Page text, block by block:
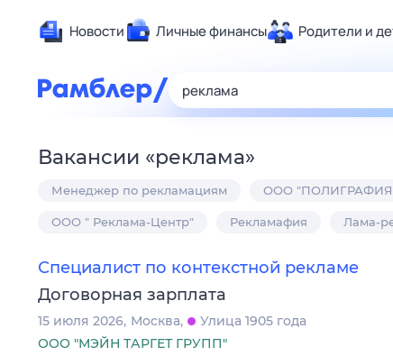
Новости Личные финансы Родители и
Карьера
Авто
Вакансии «реклама»
Менеджер по рекламациям ООО
ООО " Реклама-Центр" Рекламафия Лама-
Специалист по контекстной рекламе
Договорная зарплата
15 июля 2026 Москва
Улица 1905 года
ООО "МЭЙН ТАРГЕТ ГРУПП"